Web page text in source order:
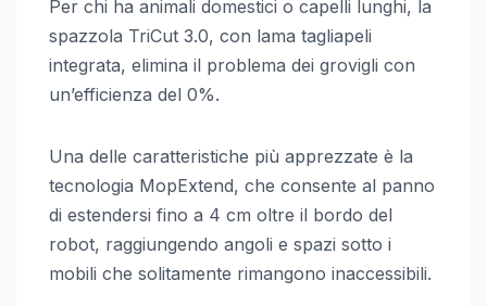
Per chi ha animali domestici o capelli lunghi, la
spazzola TriCut 3.0, con lama tagliapeli
integrata, elimina il problema dei grovigli con
un’efficienza del 0%.
Una delle caratteristiche più apprezzate è la
tecnologia MopExtend, che consente al panno
di estendersi fino a 4 cm oltre il bordo del
robot, raggiungendo angoli e spazi sotto i
mobili che solitamente rimangono inaccessibili.